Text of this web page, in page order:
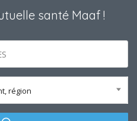
santé Maaf !
région